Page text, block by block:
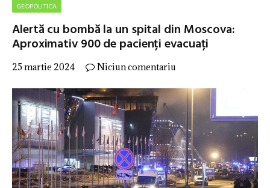
GEOPOLITICA
Alertă cu bombă la un spital din Moscova:
Aproximativ 900 de pacienți evacuați
25 martie 2024 Niciun comentariu